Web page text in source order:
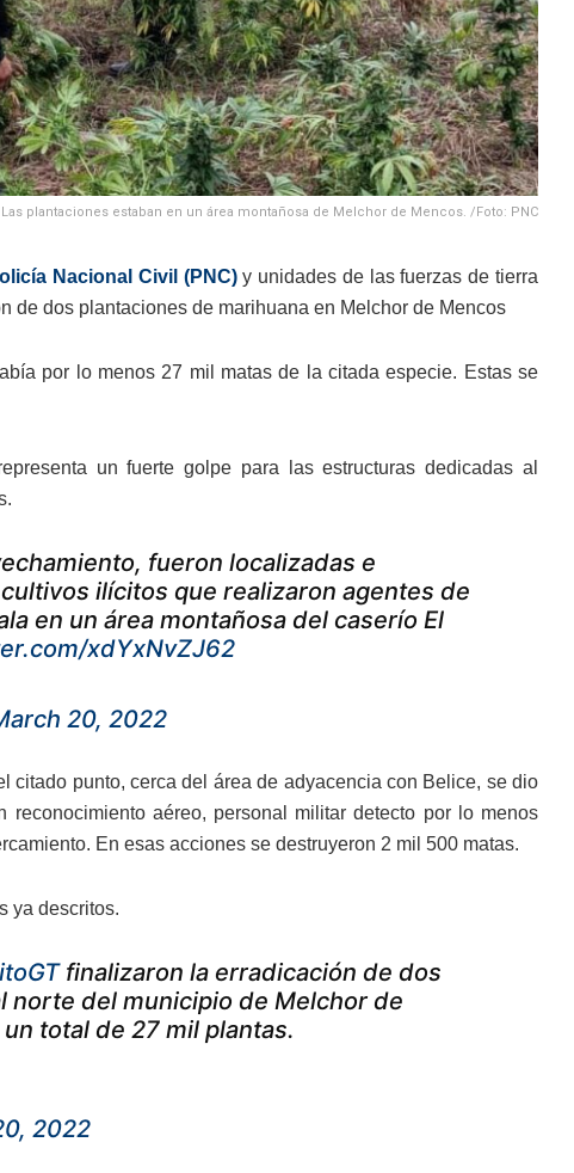
Las plantaciones estaban en un área montañosa de Melchor de Mencos. /Foto: PNC
Nacional Civil (PNC) y unidades de las fuerzas de tierra
de dos plantaciones de marihuana en Melchor de Mencos
por lo menos 27 mil matas de la citada especie. Estas se
un fuerte golpe para las estructuras dedicadas al
fueron localizadas e
ilícitos que realizaron agentes de
en un área montañosa del caserío El
xdYxNvZJ62
20, 2022
citado punto, cerca del área de adyacencia con Belice, se dio
aéreo, personal militar detecto por lo menos
En esas acciones se destruyeron 2 mil 500 matas.
ya descritos.
finalizaron la erradicación de dos
norte del municipio de Melchor de
total de 27 mil plantas.
2022